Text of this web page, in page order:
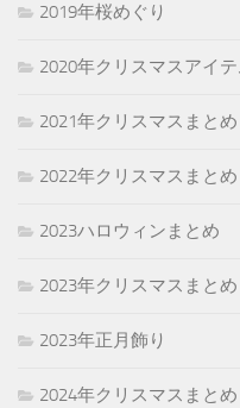
2019年桜めぐり
2020年クリスマスアイテ
2021年クリスマスまとめ
2022年クリスマスまとめ
2023ハロウィンまとめ
2023年クリスマスまとめ
2023年正月飾り
2024年クリスマスまとめ